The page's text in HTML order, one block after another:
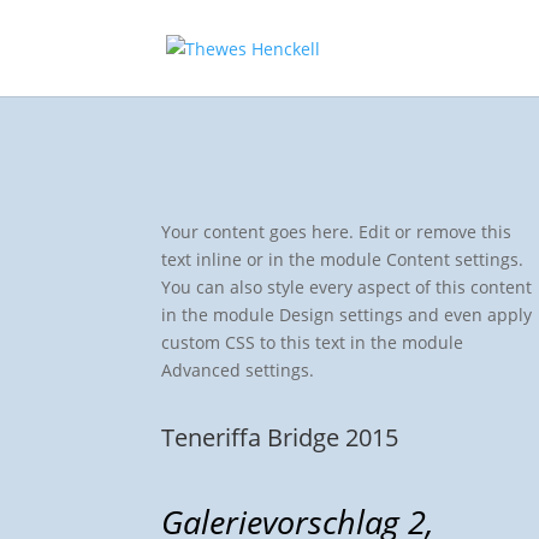
Your content goes here. Edit or remove this
text inline or in the module Content settings.
You can also style every aspect of this content
in the module Design settings and even apply
custom CSS to this text in the module
Advanced settings.
Teneriffa Bridge 2015
Galerievorschlag 2,